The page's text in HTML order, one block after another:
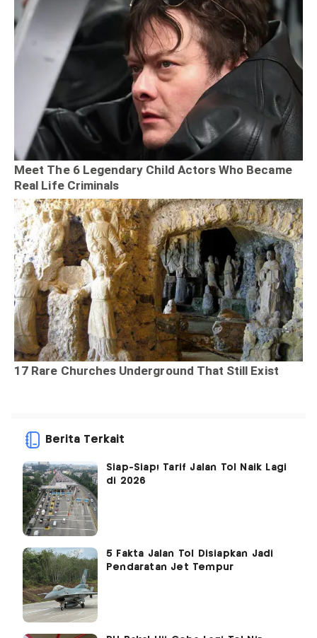
Berita Terkait
Siap-Siap! Tarif Jalan Tol Naik Lagi
di 2026
5 Fakta Jalan Tol Disiapkan Jadi
Pendaratan Jet Tempur